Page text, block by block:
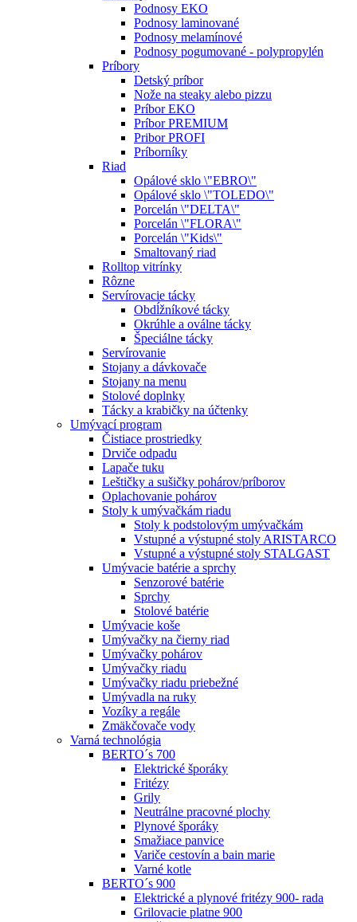
Podnosy EKO
Podnosy laminované
Podnosy melamínové
Podnosy pogumované - polypropylén
Príbory
Detský príbor
Nože na steaky alebo pizzu
Príbor EKO
Príbor PREMIUM
Pribor PROFI
Príborníky
Riad
Opálové sklo \"EBRO\"
Opálové sklo \"TOLEDO\"
Porcelán \"DELTA\"
Porcelán \"FLORA\"
Porcelán \"Kids\"
Smaltovaný riad
Rolltop vitrínky
Rôzne
Servírovacie tácky
Obdĺžníkové tácky
Okrúhle a oválne tácky
Špeciálne tácky
Servírovanie
Stojany a dávkovače
Stojany na menu
Stolové doplnky
Tácky a krabičky na účtenky
Umývací program
Čistiace prostriedky
Drviče odpadu
Lapače tuku
Leštičky a sušičky pohárov/príborov
Oplachovanie pohárov
Stoly k umývačkám riadu
Stoly k podstolovým umývačkám
Vstupné a výstupné stoly ARISTARCO
Vstupné a výstupné stoly STALGAST
Umývacie batérie a sprchy
Senzorové batérie
Sprchy
Stolové batérie
Umývacie koše
Umývačky na čierny riad
Umývačky pohárov
Umývačky riadu
Umývačky riadu priebežné
Umývadla na ruky
Vozíky a regále
Zmäkčovače vody
Varná technológia
BERTO´s 700
Elektrické šporáky
Fritézy
Grily
Neutrálne pracovné plochy
Plynové šporáky
Smažiace panvice
Variče cestovín a bain marie
Varné kotle
BERTO´s 900
Elektrické a plynové fritézy 900- rada
Grilovacie platne 900